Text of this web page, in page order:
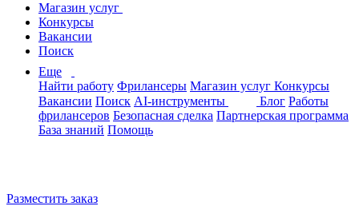
Магазин услуг
Конкурсы
Вакансии
Поиск
Еще
Найти работу Фрилансеры Магазин услуг Конкурсы
Вакансии Поиск AI-инструменты Блог Работы
фрилансеров Безопасная сделка Партнерская программа
База знаний Помощь
Разместить заказ